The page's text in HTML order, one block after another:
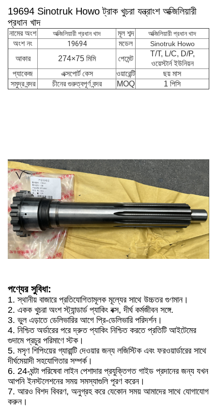
19694 Sinotruk Howo ট্রাক খুচরা যন্ত্রাংশ অক্জিলিয়ারী
প্রধান খাদ
নামের অংশ অক্জিলিয়ারী প্রধান খাদ মূল শব্দ অক্জিলিয়ারী প্রধান খাদ
অংশ নং 19694 মডেল Sinotruk Howo
আকার 274×75 মিমি পেমেন্ট
T/T, L/C, D/P,
ওয়েস্টার্ন ইউনিয়ন
প্যাকেজ
এক্সপোর্ট কেস ওয়ারেন্টি
ছয় মাস
সমুদ্র বন্দর
চীনের গুরুত্বপূর্ণ বন্দর MOQ 1 পিসি
পণ্যের সুবিধা:
1. স্থানীয় বাজারে প্রতিযোগিতামূলক মূল্যের সাথে উচ্চতর গুণমান।
2. একক খুচরা অংশ স্ট্যান্ডার্ড প্যাকিং বক্স, দীর্ঘ কর্মজীবন সঙ্গে.
3. ভুল এড়াতে ডেলিভারির আগে প্রি-ডেলিভারি পরিদর্শন।
4. নিশ্চিত অর্ডারের পরে দ্রুত প্যাকিং নিশ্চিত করতে প্রতিটি আইটেমের
গুদামে প্রচুর পরিমাণে স্টক।
5. মসৃণ শিপিংয়ের গ্যারান্টি দেওয়ার জন্য লজিস্টিক এবং ফরওয়ার্ডারের সাথে
দীর্ঘমেয়াদী সহযোগিতার সম্পর্ক।
6. 24-ঘন্টা পরিষেবা লাইন পেশাদার প্রযুক্তিগত গাইড প্রদানের জন্য যখন
আপনি ইনস্টলেশনের সময় সমস্যাগুলি পূরণ করেন।
7. আরও বিশদ বিবরণ, অনুগ্রহ করে যেকোন সময় আমাদের সাথে যোগাযোগ
করুন।